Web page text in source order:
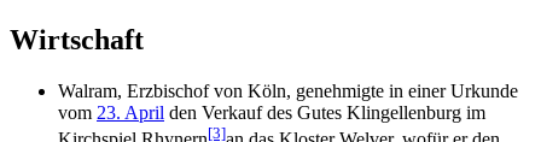
Wirtschaft
Walram, Erzbischof von Köln, genehmigte in einer Urkunde
vom 23. April den Verkauf des Gutes Klingellenburg im
[3]